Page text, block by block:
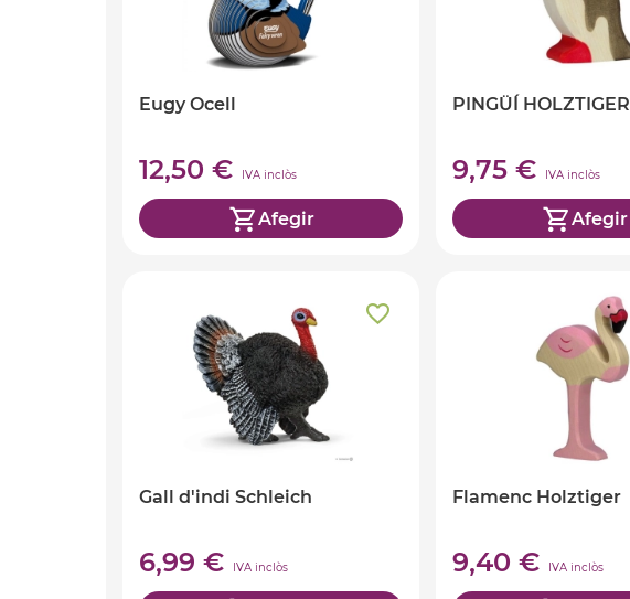
Eugy Ocell
12,50 € IVA inclòs
Afegir
PINGÜÍ HOLZTIGER
9,75 € IVA inclòs
Afegir
Gall d'indi Schleich
6,99 € IVA inclòs
Flamenc Holztiger
9,40 € IVA inclòs